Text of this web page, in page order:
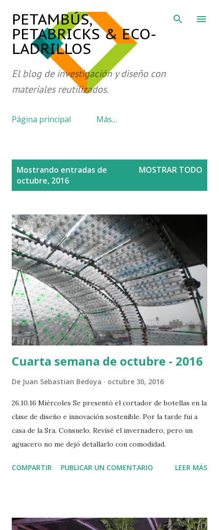
Ir al contenido principal
PETAMBÚS,
PETABRICKS & ECO-
LADRILLOS
El blog de investigación y diseño con
materiales reutilizados.
Página principal Más…
Mostrando entradas de
octubre, 2016
MOSTRAR TODO
Cuarta semana de octubre - 2016
De Juan Sebastian Bedoya octubre 30, 2016
26.10.16 Miércoles Se presentó el cortador de botellas en la
clase de diseño e innovación sostenible. Por la tarde fui a
casa de la Sra. Consuelo. Revisé el invernadero, pero un
aguacero no me dejó detallarlo con comodidad.
COMPARTIR PUBLICAR UN COMENTARIO LEER MÁS